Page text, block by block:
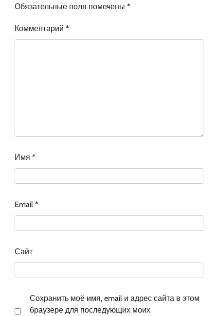
Обязательные поля помечены *
Комментарий *
Имя *
Email *
Сайт
Сохранить моё имя, email и адрес сайта в этом
браузере для последующих моих